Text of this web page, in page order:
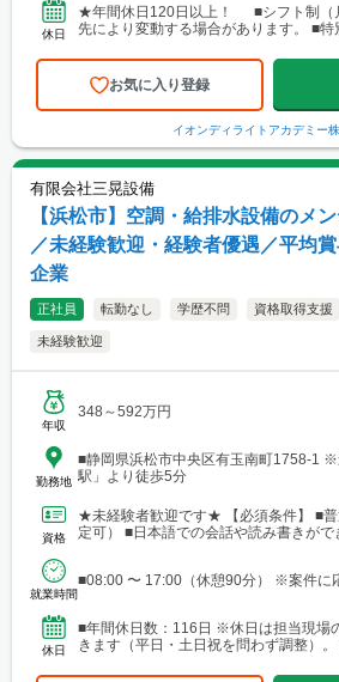
和泉・泉南 └神戸市・西宮・尼崎・姫
京・舞鶴・木津・木津川・城陽・京田
└奈良市・橿原・大和郡山 ■中四国 └
区）・福山 └岡山・倉敷・津山
休日
★年間休日120日以上！ ■シフト制（
先により変動する場合があります。 ■特
お気に入り登録
イオンディライトアカデミー
有限会社三晃設備
【浜松市】空調・給排水設備のメ
／未経験歓迎・経験者優遇／平均
企業
正社員 転勤なし 学歴不問 資格取得支援
未経験歓迎
年収
348～592万円
勤務地
■静岡県浜松市中央区有玉南町1758-1
駅」より徒歩5分
資格
★未経験者歓迎です★ 【必須条件】 ■普通自動車運転免許（AT限
定可） ■日本語での会話や読み書きが
就業時間
■08:00 〜 17:00（休憩90分） ※案件に
休日
■年間休日数：116日 ※休日は担当現場
きます（平日・土日祝を問わず調整）